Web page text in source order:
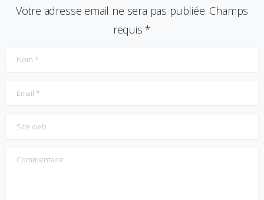
Votre adresse email ne sera pas publiée. Champs
requis *
Nom*
Email*
Site web
Commentaire